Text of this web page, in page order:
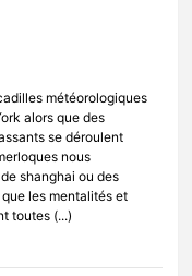
météorologiques
alors que des
se déroulent
nous
shanghai ou des
les mentalités et
toutes (...)